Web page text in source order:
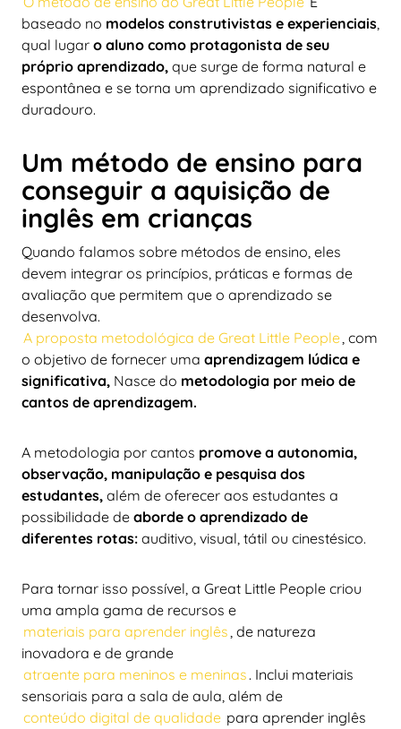
baseado no modelos construtivistas e experienciais,
qual lugar o aluno como protagonista de seu
próprio aprendizado, que surge de forma natural e
espontânea e se torna um aprendizado significativo e
duradouro.
Um método de ensino para
conseguir a aquisição de
inglês em crianças
Quando falamos sobre métodos de ensino, eles
devem integrar os princípios, práticas e formas de
avaliação que permitem que o aprendizado se
desenvolva.
A proposta metodológica de Great Little People, com
o objetivo de fornecer uma aprendizagem lúdica e
significativa, Nasce do metodologia por meio de
cantos de aprendizagem.
A metodologia por cantos promove a autonomia,
observação, manipulação e pesquisa dos
estudantes, além de oferecer aos estudantes a
possibilidade de aborde o aprendizado de
diferentes rotas: auditivo, visual, tátil ou cinestésico.
Para tornar isso possível, a Great Little People criou
uma ampla gama de recursos e
materiais para aprender inglês, de natureza
inovadora e de grande
atraente para meninos e meninas. Inclui materiais
sensoriais para a sala de aula, além de
conteúdo digital de qualidade para aprender inglês